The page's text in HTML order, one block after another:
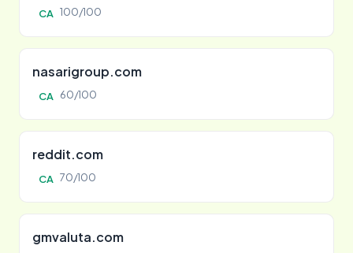
CA 100/100
nasarigroup.com
CA 60/100
reddit.com
CA 70/100
gmvaluta.com